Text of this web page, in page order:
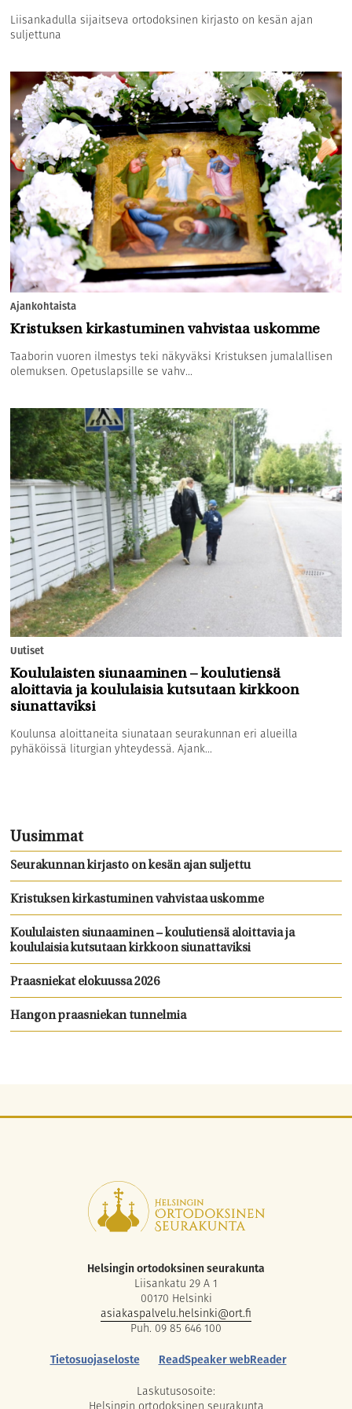
Liisankadulla sijaitseva ortodoksinen kirjasto on kesän ajan
suljettuna
Ajankohtaista
Kristuksen kirkastuminen vahvistaa uskomme
Taaborin vuoren ilmestys teki näkyväksi Kristuksen jumalallisen
olemuksen. Opetuslapsille se vahv...
Uutiset
Koululaisten siunaaminen – koulutiensä
aloittavia ja koululaisia kutsutaan kirkkoon
siunattaviksi
Koulunsa aloittaneita siunataan seurakunnan eri alueilla
pyhäköissä liturgian yhteydessä. Ajank...
Uusimmat
Seurakunnan kirjasto on kesän ajan suljettu
Kristuksen kirkastuminen vahvistaa uskomme
Koululaisten siunaaminen – koulutiensä aloittavia ja
koululaisia kutsutaan kirkkoon siunattaviksi
Praasniekat elokuussa 2026
Hangon praasniekan tunnelmia
Helsingin ortodoksinen seurakunta
Liisankatu 29 A 1
00170 Helsinki
asiakaspalvelu.helsinki@ort.fi
Puh. 09 85 646 100
Tietosuojaseloste
ReadSpeaker webReader
Laskutusosoite: